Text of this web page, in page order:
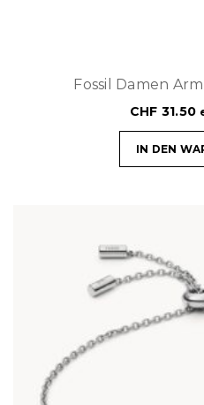
Fossil Damen
CHF 31.50
IN DEN